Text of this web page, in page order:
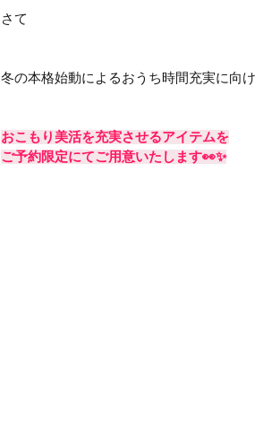
さて
冬の本格始動によるおうち時間充実に向
おこもり美活を充実させるアイテムを
ご予約限定にてご用意いたします👀✨